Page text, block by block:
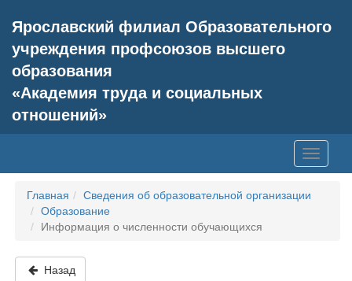
Ярославский филиал Образовательного
учреждения профсоюзов высшего
образования
«Академия труда и социальных
отношений»
Главная
Сведения об образовательной организации
Образование
Информация о численности обучающихся
Назад